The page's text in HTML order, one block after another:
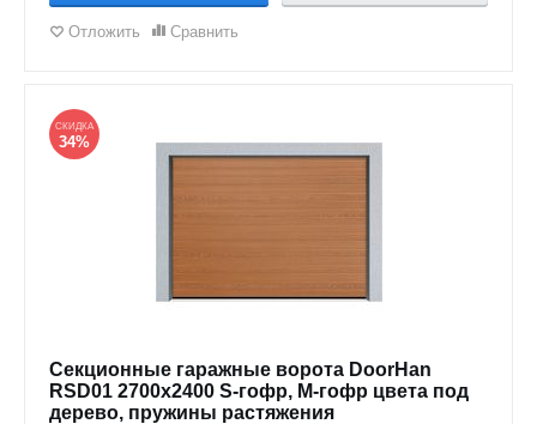
Отложить Сравнить
СКИДКА
34%
Секционные гаражные ворота DoorHan
RSD01 2700x2400 S-гофр, M-гофр цвета под
дерево, пружины растяжения